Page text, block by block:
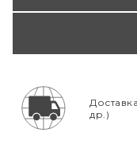
др.)